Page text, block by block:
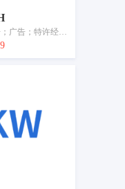
为他人在互联网上做广告；广告；特许经营的商业管理；为他人推销；市场营销；人事管理咨询；计算机数据库信息系统化；会计；寻找赞助；医疗用品零售或批发服务